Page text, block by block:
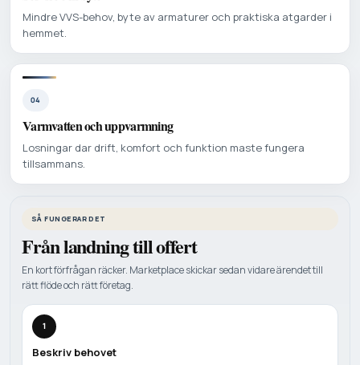
Mindre VVS-behov, byte av armaturer och praktiska atgarder i
hemmet.
04
Varmvatten och uppvarmning
Losningar dar drift, komfort och funktion maste fungera
tillsammans.
SÅ FUNGERAR DET
Från landning till offert
En kort förfrågan räcker. Marketplace skickar sedan vidare ärendet till
rätt flöde och rätt företag.
1
Beskriv behovet